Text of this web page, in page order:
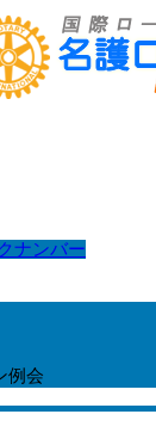
ナンバー
例会